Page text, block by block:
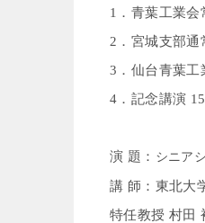
1 ．青葉工業
2 ．宮城支部通
3 ．仙台青葉
4 ．記念講演 15
演 題 ： シニア
講 師 ： 東北大
特任教授 村田